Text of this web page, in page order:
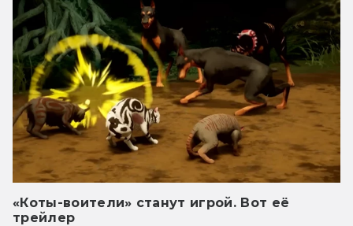
«Коты-воители» станут игрой. Вот её
трейлер